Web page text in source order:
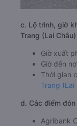
c. Lộ trình, giờ
Trang (Lai Châu)
Giờ xuất
Giờ đến
Thời gian
Trang (Lai
d. Các điểm
Agribank